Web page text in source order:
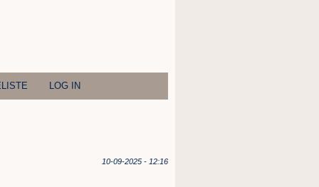
LOG IN
10-09-2025 - 12:16